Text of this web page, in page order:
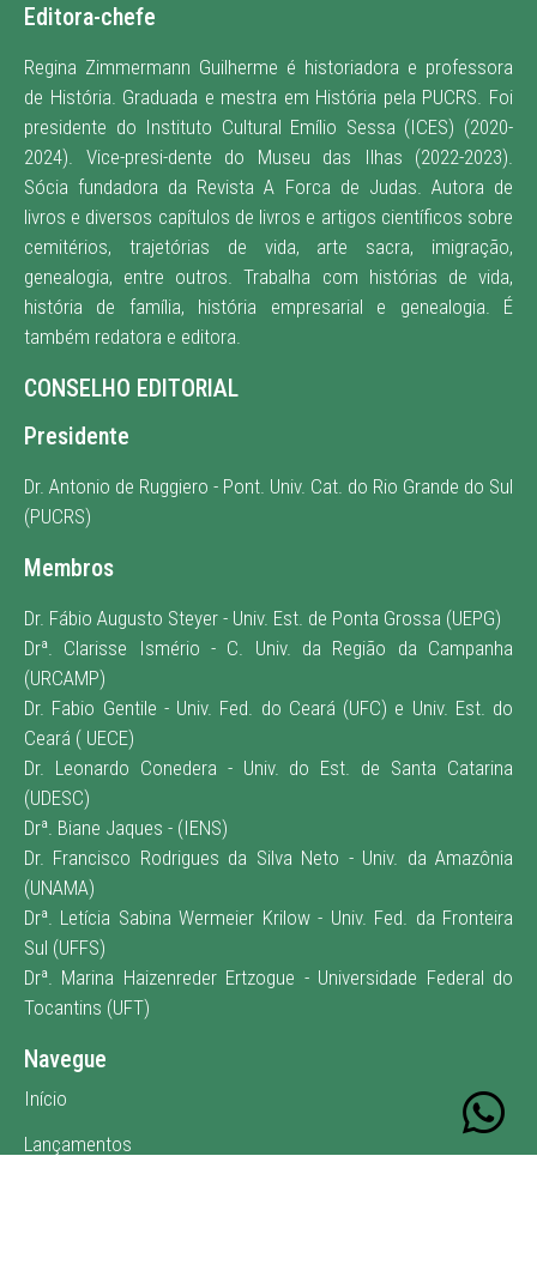
Editora-chefe
Regina Zimmermann Guilherme é historiadora e professora
de História. Graduada e mestra em História pela PUCRS. Foi
presidente do Instituto Cultural Emílio Sessa (ICES) (2020-
2024). Vice-presi-dente do Museu das Ilhas (2022-2023).
Sócia fundadora da Revista A Forca de Judas. Autora de
livros e diversos capítulos de livros e artigos científicos sobre
cemitérios, trajetórias de vida, arte sacra, imigração,
genealogia, entre outros. Trabalha com histórias de vida,
história de família, história empresarial e genealogia. É
também redatora e editora
CONSELHO EDITORIAL
Presidente
Dr. Antonio de Ruggiero - Pont. Univ. Cat. do Rio Grande do Sul
(PUCRS)
Membros
Dr. Fábio Augusto Steyer - Univ. Est. de Ponta Grossa (UEPG)
Drª. Clarisse Ismério - C. Univ. da Região da Campanha
(URCAMP)
Dr. Fabio Gentile - Univ. Fed. do Ceará (UFC) e Univ. Est. do
Ceará ( UECE)
Dr. Leonardo Conedera - Univ. do Est. de Santa Catarina
(UDESC)
Drª. Biane Jaques - (IENS)
Dr. Francisco Rodrigues da Silva Neto - Univ. da Amazônia
(UNAMA)
Drª. Letícia Sabina Wermeier Krilow - Univ. Fed. da Fronteira
Sul (UFFS)
Drª. Marina Haizenreder Ertzogue - Universidade Federal do
Tocantins (UFT)
Navegue
Início
Lançamentos